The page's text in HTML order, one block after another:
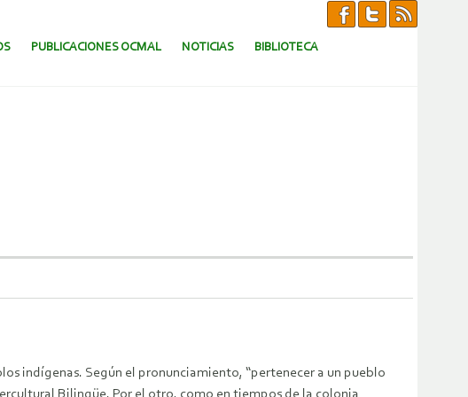
PUBLICACIONES OCMAL NOTICIAS BIBLIOTECA
indígenas. Según el pronunciamiento, “pertenecer a un pueblo